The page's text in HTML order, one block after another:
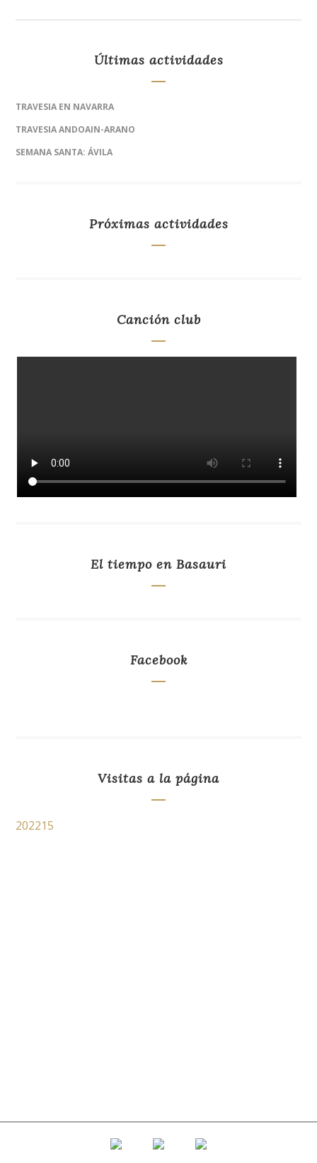
Últimas actividades
TRAVESIA EN NAVARRA
TRAVESIA ANDOAIN-ARANO
SEMANA SANTA: ÁVILA
Próximas actividades
Canción club
El tiempo en Basauri
Facebook
Visitas a la página
202215